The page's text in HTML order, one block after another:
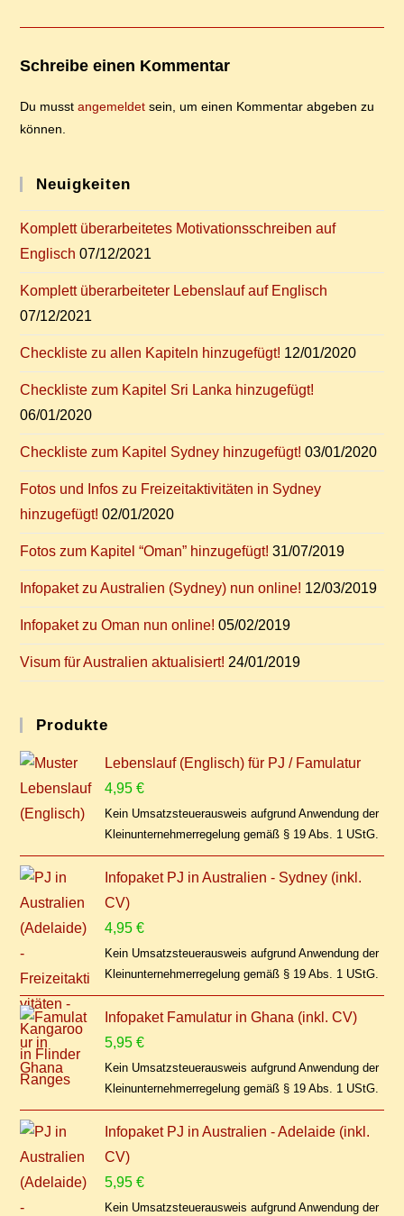
Schreibe einen Kommentar
Du musstangemeldet sein, um einen Kommentar abgeben zu
können.
Neu­ig­kei­ten
Kom­plett über­ar­bei­te­tes Mo­ti­va­ti­ons­schrei­ben auf
Englisch 07/12/2021
Kom­plett über­ar­bei­te­ter Le­bens­lauf auf Englisch
07/12/2021
Check­lis­te zu al­len Ka­pi­teln hinzugefügt! 12/01/2020
Check­lis­te zum Ka­pi­tel Sri Lan­ka hinzugefügt!
06/01/2020
Check­lis­te zum Ka­pi­tel Syd­ney hinzugefügt! 03/01/2020
Fo­tos und In­fos zu Frei­zeit­ak­ti­vi­tä­ten in Syd­ney
hinzugefügt! 02/01/2020
Fo­tos zum Ka­pi­tel “Oman” hinzugefügt! 31/07/2019
In­fo­pa­ket zu Aus­tra­li­en (Syd­ney) nun online! 12/03/2019
In­fo­pa­ket zu Oman nun online! 05/02/2019
Vi­sum für Aus­tra­li­en aktualisiert! 24/01/2019
Pro­duk­te
Lebenslauf (Englisch) für PJ / Famulatur
4,95€
Kein Umsatzsteuerausweis aufgrund Anwendung der
Kleinunternehmerregelung gemäß § 19 Abs. 1 UStG.
Infopaket PJ in Australien - Sydney (inkl.
CV)
4,95€
Kein Umsatzsteuerausweis aufgrund Anwendung der
Kleinunternehmerregelung gemäß § 19 Abs. 1 UStG.
Infopaket Famulatur in Ghana (inkl. CV)
5,95€
Kein Umsatzsteuerausweis aufgrund Anwendung der
Kleinunternehmerregelung gemäß § 19 Abs. 1 UStG.
Infopaket PJ in Australien - Adelaide (inkl.
CV)
5,95€
Kein Umsatzsteuerausweis aufgrund Anwendung der